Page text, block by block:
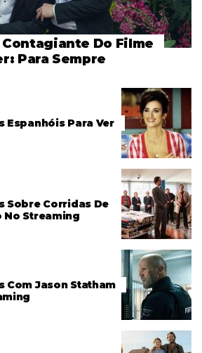
Do Filme
Para Sempre
Espanhóis Para Ver
Sobre Corridas De
No Streaming
Com Jason Statham